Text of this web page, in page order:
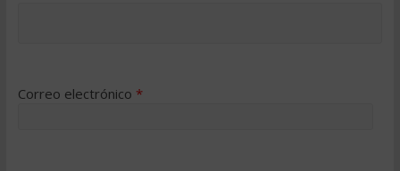
Correo electrónico *